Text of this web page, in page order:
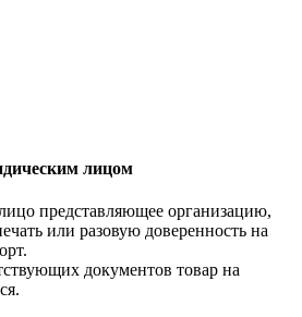
лицом
представляющее организацию,
или разовую доверенность на
документов товар на